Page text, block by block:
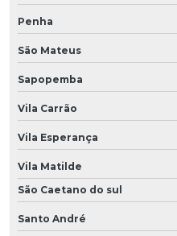
Penha
São Mateus
Sapopemba
Vila Carrão
Vila Esperança
Vila Matilde
São Caetano do sul
Santo André